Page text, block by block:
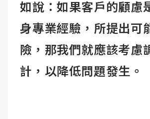
如說：如果客戶的顧慮
身專業經驗，所提出可
險，那我們就應該考慮
計，以降低問題發生。